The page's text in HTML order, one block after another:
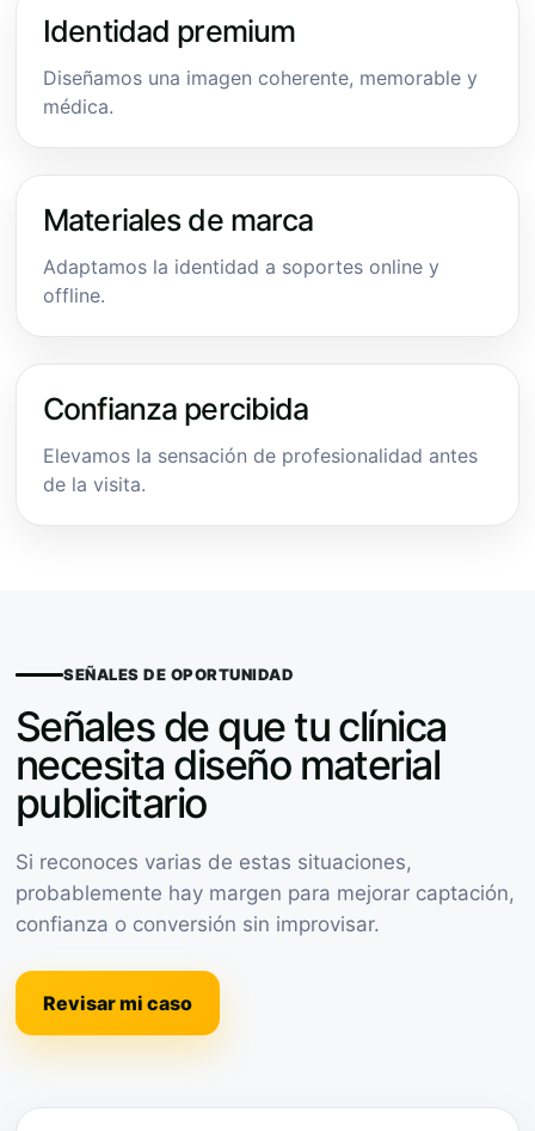
Identidad premium
Diseñamos una imagen coherente, memorable y
médica.
Materiales de marca
Adaptamos la identidad a soportes online y
offline.
Confianza percibida
Elevamos la sensación de profesionalidad antes
de la visita.
SEÑALES DE OPORTUNIDAD
Señales de que tu clínica
necesita diseño material
publicitario
Si reconoces varias de estas situaciones,
probablemente hay margen para mejorar captación,
confianza o conversión sin improvisar.
Revisar mi caso